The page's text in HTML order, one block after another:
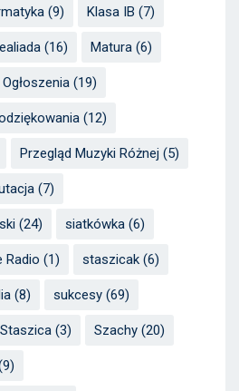
(9) Klasa IB (7)
(16) Matura (6)
Ogłoszenia (19)
(12)
Przegląd Muzyki Różnej (5)
(7)
(24) siatkówka (6)
Radio (1) staszicak (6)
(8) sukcesy (69)
(3) Szachy (20)